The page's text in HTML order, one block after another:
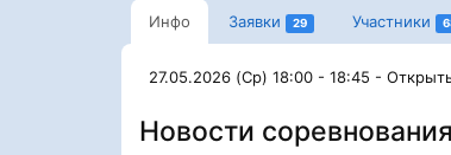
Инфо Заявки 29 Участники
27.05.2026 (Ср) 18:00 - 18:45 -
Новости соревнования